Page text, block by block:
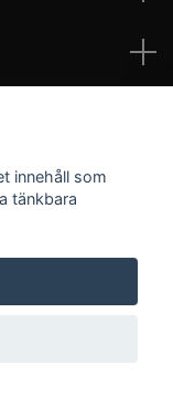
innehåll som
tänkbara